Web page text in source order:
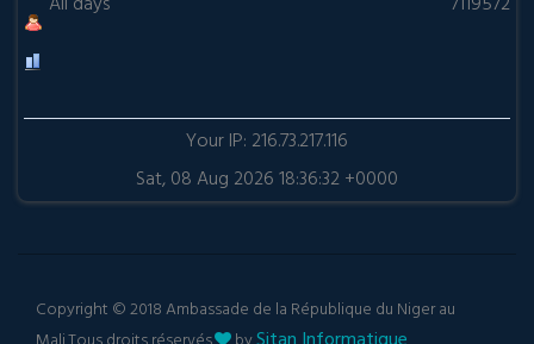
Your IP: 216.73.217.116
Sat, 08 Aug 2026 18:36:32 +0000
Copyright © 2018 Ambassade de la République du Niger au